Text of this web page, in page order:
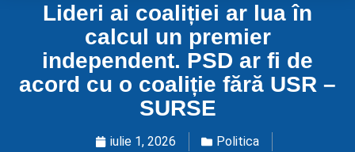
Lideri ai coaliției ar lua în
calcul un premier
independent. PSD ar fi de
acord cu o coaliție fără USR –
SURSE
iulie 1, 2026
Politica